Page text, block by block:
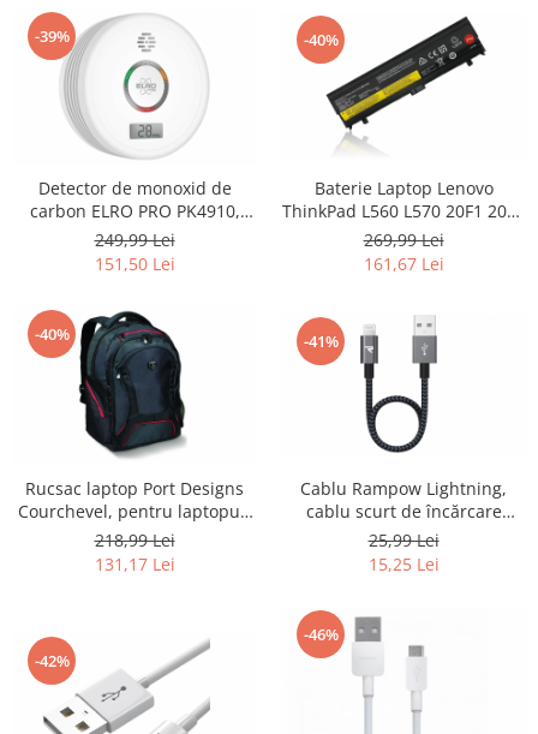
Drone si Accesorii
Home Cinema & Audio
Playere, Boxe & Casti
Telescoape & Optica
Televizoare & accesorii
Ambalaje cadouri
Curatenie si intretinere
-39%
Detector de monoxid de
carbon ELRO PRO PK4910,
standard european EN50291,
alb - RESIGILAT
249,99 Lei
151,50 Lei
-40%
Baterie Laptop Lenovo
ThinkPad L560 L570 20F1 20F2
20J8 20J9 20JR 20JQ 4500mAh -
RESIGILAT
269,99 Lei
161,67 Lei
-40%
Rucsac laptop Port Designs
Courchevel, pentru laptopuri
de 15.6 inch - RESIGILAT
218,99 Lei
131,17 Lei
-41%
Cablu Rampow Lightning,
cablu scurt de încărcare
iPhone, 20 cm - RESIGILAT
25,99 Lei
15,25 Lei
-42%
-46%